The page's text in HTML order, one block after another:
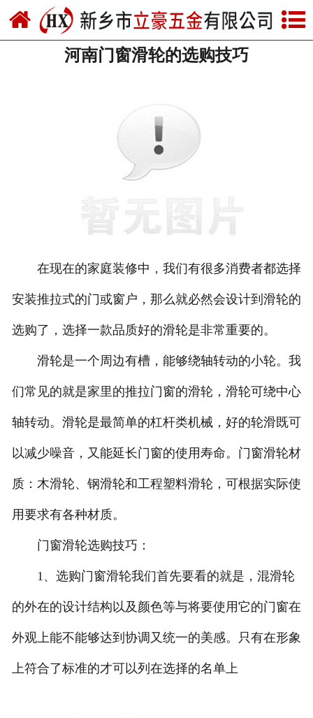
网站首页
关于我们
联系我们
河南门窗滑轮的选购技巧
在现在的家庭装修中，我们有很多消费者都选择
安装推拉式的门或窗户，那么就必然会设计到滑轮的
选购了，选择一款品质好的滑轮是非常重要的。
滑轮是一个周边有槽，能够绕轴转动的小轮。我
们常见的就是家里的推拉门窗的滑轮，滑轮可绕中心
轴转动。滑轮是最简单的杠杆类机械，好的轮滑既可
以减少噪音，又能延长门窗的使用寿命。门窗滑轮材
质：木滑轮、钢滑轮和工程塑料滑轮，可根据实际使
用要求有各种材质。
门窗滑轮选购技巧：
1、选购门窗滑轮我们首先要看的就是，混滑轮
的外在的设计结构以及颜色等与将要使用它的门窗在
外观上能不能够达到协调又统一的美感。只有在形象
上符合了标准的才可以列在选择的名单上